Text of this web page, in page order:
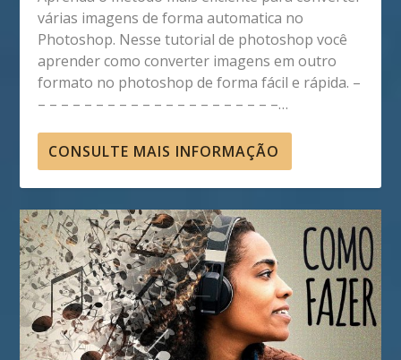
várias imagens de forma automatica no
Photoshop. Nesse tutorial de photoshop você
aprender como converter imagens em outro
formato no photoshop de forma fácil e rápida. –
– – – – – – – – – – – – – – – – – – – – –…
CONSULTE MAIS INFORMAÇÃO